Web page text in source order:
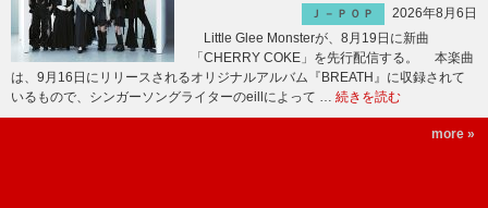
Ｊ－ＰＯＰ
2026年8月6日
Little Glee Monsterが、8月19日に新曲
「CHERRY COKE」を先行配信する。 本楽曲
は、9月16日にリリースされるオリジナルアルバム『BREATH』に収録されて
いるもので、シンガーソングライターのeillによって … 続きを読む
more »